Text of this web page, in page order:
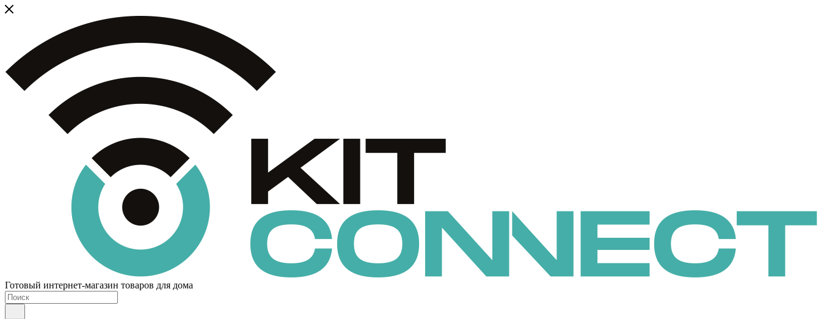
Готовый интернет-магазин товаров для дома